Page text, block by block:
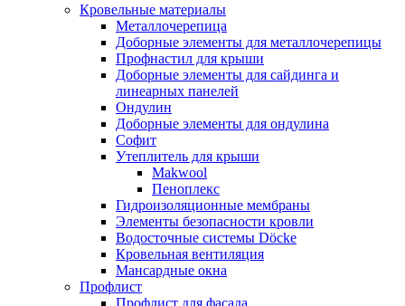
Кровельные материалы
Металлочерепица
Доборные элементы для металлочерепицы
Профнастил для крыши
Доборные элементы для сайдинга и
линеарных панелей
Ондулин
Доборные элементы для ондулина
Софит
Утеплитель для крыши
Makwool
Пеноплекс
Гидроизоляционные мембраны
Элементы безопасности кровли
Водосточные системы Döcke
Кровельная вентиляция
Мансардные окна
Профлист
Профлист для фасада